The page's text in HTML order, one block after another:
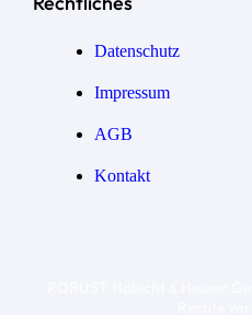
Datenschutz
Impressum
AGB
Kontakt